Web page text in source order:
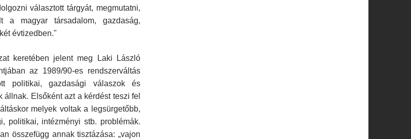
választott tárgyát, megmutatni,
a magyar társadalom, gazdaság,
évtizedben."
keretében jelent meg Laki László
az 1989/90-es rendszerváltás
politikai, gazdasági válaszok és
Elsőként azt a kérdést teszi fel
melyek voltak a legsürgetőbb,
politikai, intézményi stb. problémák.
összefügg annak tisztázása: „vajon